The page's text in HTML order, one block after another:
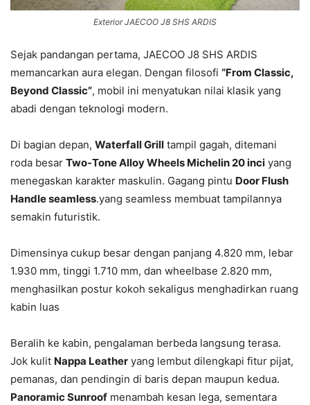
Exterior JAECOO J8 SHS ARDIS
Sejak pandangan pertama, JAECOO J8 SHS ARDIS
memancarkan aura elegan. Dengan filosofi “From Classic,
Beyond Classic”, mobil ini menyatukan nilai klasik yang
abadi dengan teknologi modern.
Di bagian depan, Waterfall Grill tampil gagah, ditemani
roda besar Two-Tone Alloy Wheels Michelin 20 inci yang
menegaskan karakter maskulin. Gagang pintu Door Flush
Handle seamless.yang seamless membuat tampilannya
semakin futuristik.
Dimensinya cukup besar dengan panjang 4.820 mm, lebar
1.930 mm, tinggi 1.710 mm, dan wheelbase 2.820 mm,
menghasilkan postur kokoh sekaligus menghadirkan ruang
kabin luas
Beralih ke kabin, pengalaman berbeda langsung terasa.
Jok kulit Nappa Leather yang lembut dilengkapi fitur pijat,
pemanas, dan pendingin di baris depan maupun kedua.
Panoramic Sunroof menambah kesan lega, sementara